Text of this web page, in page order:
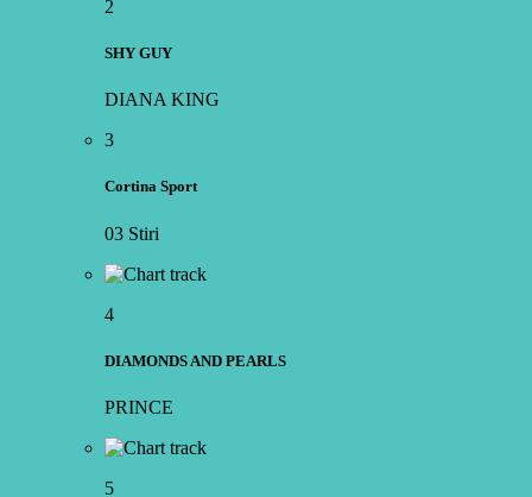
2
SHY GUY
DIANA KING
3
Cortina Sport
03 Stiri
4
DIAMONDS AND PEARLS
PRINCE
5